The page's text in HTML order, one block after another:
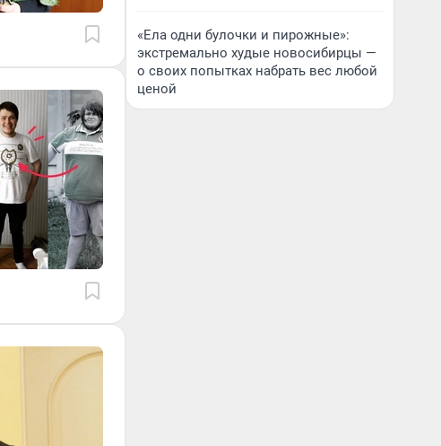
«Ела одни булочки и пирожные»:
экстремально худые новосибирцы —
о своих попытках набрать вес любой
ценой